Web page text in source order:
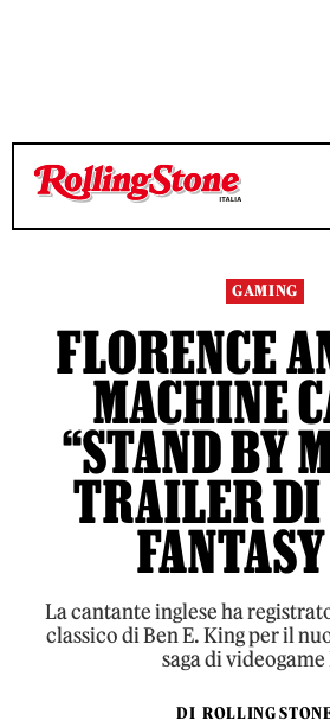
TEMPO DI LETTURA 3 MINUTI
TEMPO DI LETTURA 3 MINUTI
GAMING
FLORENCE
MACHINE
“STAND BY
TRAILER
La cantante inglese ha
classico di Ben E. King per il
saga di videogame
DI ROLLING